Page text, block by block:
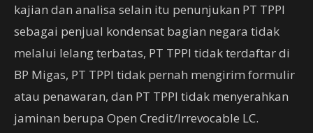
kajian dan analisa selain itu penunjukan PT TPPI
sebagai penjual kondensat bagian negara tidak
melalui lelang terbatas, PT TPPI tidak terdaftar di
BP Migas, PT TPPI tidak pernah mengirim formulir
atau penawaran, dan PT TPPI tidak menyerahkan
jaminan berupa Open Credit/Irrevocable LC.